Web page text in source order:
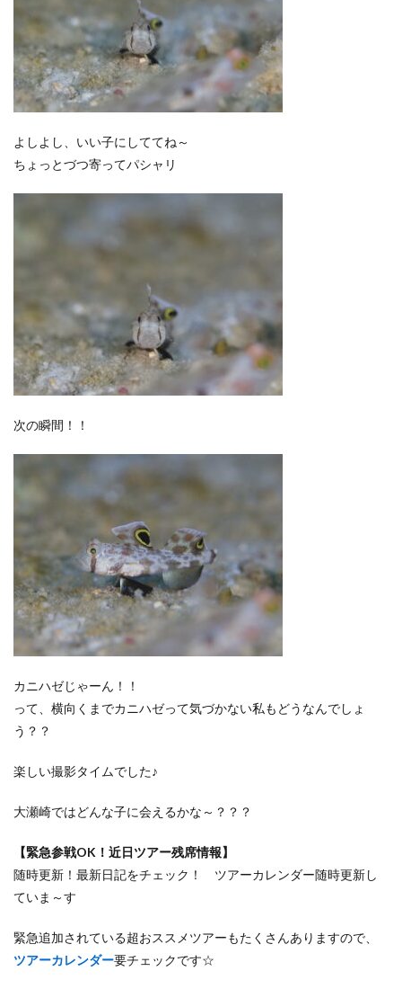
よしよし、いい子にしててね～
ちょっとづつ寄ってパシャリ
次の瞬間！！
カニハゼじゃーん！！
って、横向くまでカニハゼって気づかない私もどうなんでしょ
う？？
楽しい撮影タイムでした♪
大瀬崎ではどんな子に会えるかな～？？？
【緊急参戦OK！近日ツアー残席情報】
随時更新！最新日記をチェック！ ツアーカレンダー随時更新し
ていま～す
緊急追加されている超おススメツアーもたくさんありますので、
ツアーカレンダー要チェックです☆